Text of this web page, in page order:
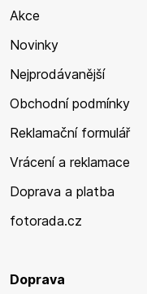
Akce
Novinky
Nejprodávanější
Obchodní podmínky
Reklamační formulář
Vrácení a reklamace
Doprava a platba
fotorada.cz
Doprava